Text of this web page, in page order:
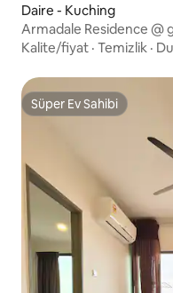
Daire - Kuching
Armadale Residence @
Kalite/fiyat · Temizlik ·
Süper Ev Sahibi
Süper Ev Sahibi